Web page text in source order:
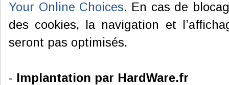
Your Online Choices. En cas de
des cookies, la navigation et
seront pas optimisés.
- Implantation par HardWare.fr